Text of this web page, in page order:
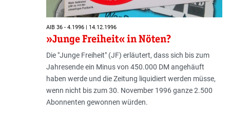
AIB 36 - 4.1996 | 14.12.1996
»Junge Freiheit« in Nöten?
Die "Junge Freiheit" (JF) erläutert, dass sich bis zum
Jahresende ein Minus von 450.000 DM angehäuft
haben werde und die Zeitung liquidiert werden müsse,
wenn nicht bis zum 30. November 1996 ganze 2.500
Abonnenten gewonnen würden.